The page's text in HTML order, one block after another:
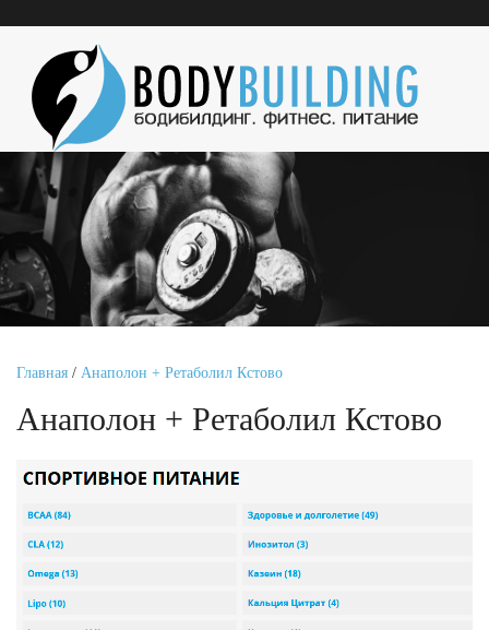
Главная / Анаполон + Ретаболил Кстово
Анаполон + Ретаболил Кстово